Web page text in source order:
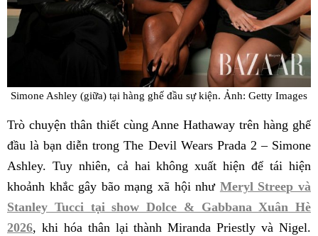
Simone Ashley (giữa) tại hàng ghế đầu sự kiện. Ảnh: Getty Images
Trò chuyện thân thiết cùng Anne Hathaway trên hàng ghế
đầu là bạn diễn trong The Devil Wears Prada 2 – Simone
Ashley. Tuy nhiên, cả hai không xuất hiện để tái hiện
khoảnh khắc gây bão mạng xã hội như Meryl Streep và
Stanley Tucci tại show Dolce & Gabbana Xuân Hè
2026, khi hóa thân lại thành Miranda Priestly và Nigel.